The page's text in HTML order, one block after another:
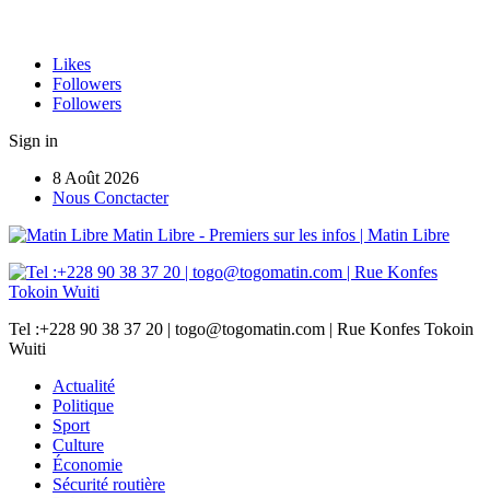
Likes
Followers
Followers
Sign in
8 Août 2026
Nous Conctacter
Matin Libre - Premiers sur les infos | Matin Libre
Tel :+228 90 38 37 20 | togo@togomatin.com | Rue Konfes Tokoin
Wuiti
Actualité
Politique
Sport
Culture
Économie
Sécurité routière